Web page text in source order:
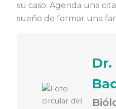
su caso. Agenda una
sueño de formar una
Dr.